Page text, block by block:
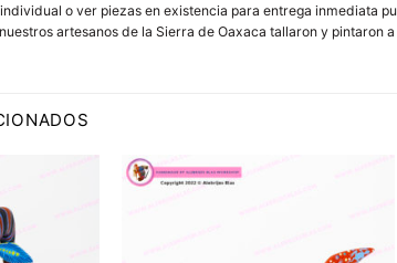
o ver piezas en existencia para entrega inmediata
artesanos de la Sierra de Oaxaca tallaron y pintaron